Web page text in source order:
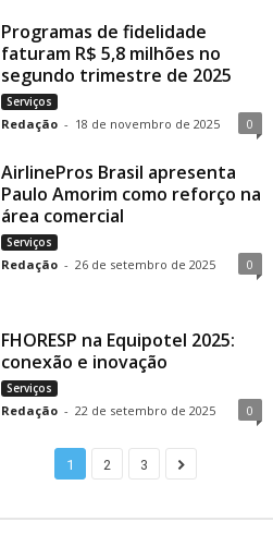
Programas de fidelidade
faturam R$ 5,8 milhões no
segundo trimestre de 2025
Serviços
Redação - 18 de novembro de 2025 0
AirlinePros Brasil apresenta
Paulo Amorim como reforço na
área comercial
Serviços
Redação - 26 de setembro de 2025 0
FHORESP na Equipotel 2025:
conexão e inovação
Serviços
Redação - 22 de setembro de 2025 0
1 2 3